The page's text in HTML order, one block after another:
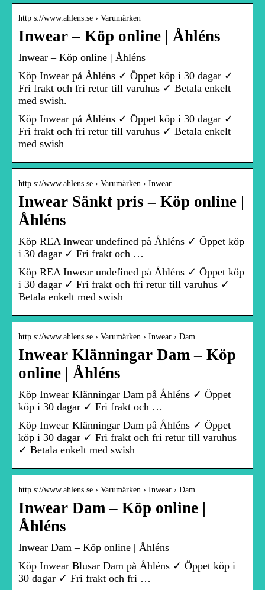
http s://www.ahlens.se › Varumärken
Inwear – Köp online | Åhléns
Inwear – Köp online | Åhléns
Köp Inwear på Åhléns ✓ Öppet köp i 30 dagar ✓
Fri frakt och fri retur till varuhus ✓ Betala enkelt
med swish.
Köp Inwear på Åhléns ✓ Öppet köp i 30 dagar ✓
Fri frakt och fri retur till varuhus ✓ Betala enkelt
med swish
http s://www.ahlens.se › Varumärken › Inwear
Inwear Sänkt pris – Köp online |
Åhléns
Köp REA Inwear undefined på Åhléns ✓ Öppet köp
i 30 dagar ✓ Fri frakt och …
Köp REA Inwear undefined på Åhléns ✓ Öppet köp
i 30 dagar ✓ Fri frakt och fri retur till varuhus ✓
Betala enkelt med swish
http s://www.ahlens.se › Varumärken › Inwear › Dam
Inwear Klänningar Dam – Köp
online | Åhléns
Köp Inwear Klänningar Dam på Åhléns ✓ Öppet
köp i 30 dagar ✓ Fri frakt och …
Köp Inwear Klänningar Dam på Åhléns ✓ Öppet
köp i 30 dagar ✓ Fri frakt och fri retur till varuhus
✓ Betala enkelt med swish
http s://www.ahlens.se › Varumärken › Inwear › Dam
Inwear Dam – Köp online |
Åhléns
Inwear Dam – Köp online | Åhléns
Köp Inwear Blusar Dam på Åhléns ✓ Öppet köp i
30 dagar ✓ Fri frakt och fri …